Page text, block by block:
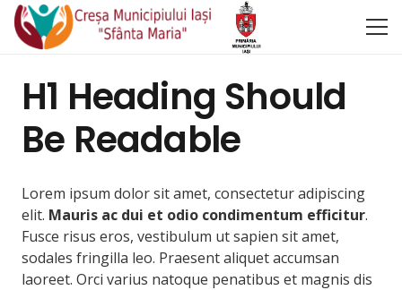
H1 Heading Should
Be Readable
Lorem ipsum dolor sit amet, consectetur adipiscing
elit. Mauris ac dui et odio condimentum efficitur.
Fusce risus eros, vestibulum ut sapien sit amet,
sodales fringilla leo. Praesent aliquet accumsan
laoreet. Orci varius natoque penatibus et magnis dis